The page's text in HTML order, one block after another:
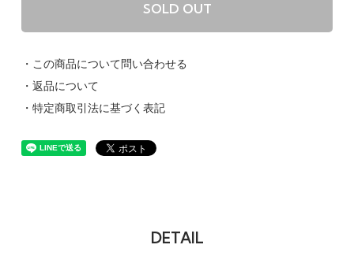
SOLD OUT
・この商品について問い合わせる
・返品について
・特定商取引法に基づく表記
DETAIL